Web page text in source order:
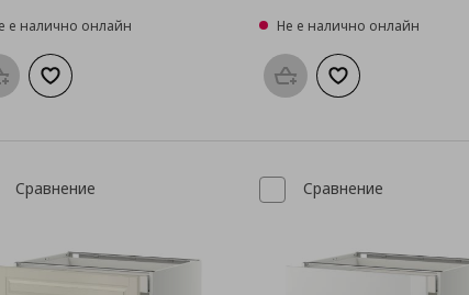
е налично онлайн
στο καλάθι
Добави към списъка с любими
Не е налично онлайн
Προσθήκη στο καλάθι
Добави към
Сравнение Сравнение